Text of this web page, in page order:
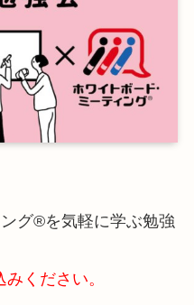
グ®を気軽に学ぶ勉強
ください。